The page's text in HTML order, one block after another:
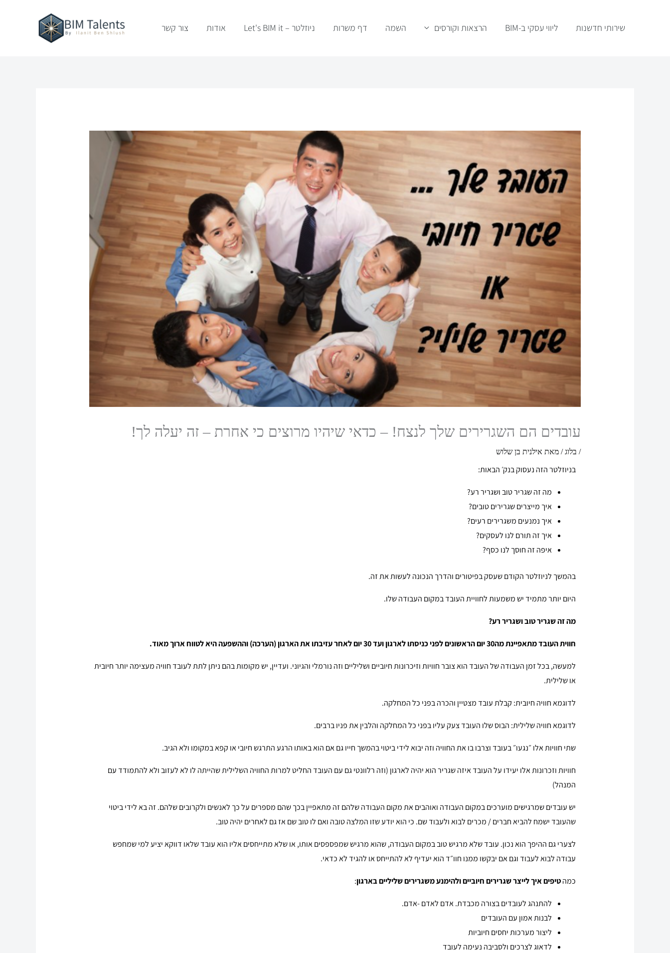
שירותי חדשנות ליווי עסקי ב-BIM הרצאות וקורסים השמה דף משרות ניוזלטר – Let's BIM it אודות צור קשר
עובדים הם השגרירים שלך לנצח! – כדאי שיהיו מרוצים כי אחרת – זה יעלה לך!
/ בלוג/ מאת אילנית בן שלוש
בניוזלטר הזה נעסוק בנק׳ הבאות:
מה זה שגריר טוב ושגריר רע?
איך מייצרים שגרירים טובים?
איך נמנעים משגרירים רעים?
איך זה תורם לנו לעסקים?
איפה זה חוסך לנו כסף?
בהמשך לניוזלטר הקודם שעסק בפיטורים והדרך הנכונה לעשות את זה.
היום יותר מתמיד יש משמעות לחוויית העובד במקום העבודה שלו.
מה זה שגריר טוב ושגריר רע?
חווית העובד מתאפיינת מה30 יום הראשונים לפני כניסתו לארגון ועד 30 יום לאחר עזיבתו את הארגון (הערכה) וההשפעה היא לטווח ארוך מאוד.
למעשה, בכל זמן העבודה של העובד הוא צובר חוויות וזיכרונות חיוביים ושליליים וזה נורמלי והגיוני. ועדיין, יש מקומות בהם ניתן לתת לעובד חוויה מעצימה יותר חיובית
או שלילית.
לדוגמא חוויה חיובית: קבלת עובד מצטיין והכרה בפני כל המחלקה.
לדוגמא חוויה שלילית: הבוס שלו העובד צעק עליו בפני כל המחלקה והלבין את פניו ברבים.
שתי חוויות אלו ״נגעו״ בעובד וצרבו בו את החוויה וזה יבוא לידי ביטוי בהמשך חייו גם אם הוא באותו הרגע התרגש חיובי או קפא במקומו ולא הגיב.
חוויות וזכרונות אלו יעידו על העובד איזה שגריר הוא יהיה לארגון (וזה רלוונטי גם עם העובד החליט למרות החוויה השלילית שהייתה לו לא לעזוב ולא להתמודד עם
המנהל)
יש עובדים שמרגישים מוערכים במקום העבודה ואוהבים את מקום העבודה שלהם זה מתאפיין בכך שהם מספרים על כך לאנשים ולקרובים שלהם. זה בא לידי ביטוי
שהעובד ישמח להביא חברים / מכרים לבוא ולעבוד שם. כי הוא יודע שזו המלצה טובה ואם לו טוב שם אז גם לאחרים יהיה טוב.
לצערי גם ההיפך הוא נכון. עובד שלא מרגיש טוב במקום העבודה, שהוא מרגיש שמפספסים אותו, או שלא מתייחסים אליו הוא עובד שלאו דווקא יציע למי שמחפש
עבודה לבוא לעבוד וגם אם יבקשו ממנו חוו״ד הוא יעדיף לא להתייחס או להגיד לא כדאי.
כמהטיפים איך לייצר שגרירים חיוביים ולהימנע משגרירים שליליים בארגון:
להתנהג לעובדים בצורה מכבדת. אדם לאדם -אדם.
לבנות אמון עם העובדים
ליצור מערכות יחסים חיוביות
לדאוג לצרכים ולסביבה נעימה לעובד